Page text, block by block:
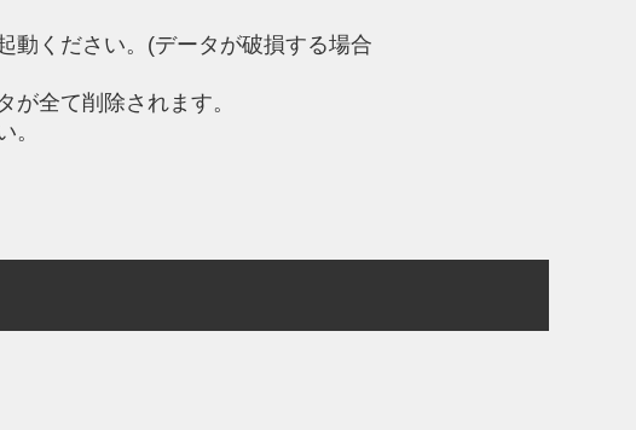
動ください。(データが破損する場合
が全て削除されます。
。